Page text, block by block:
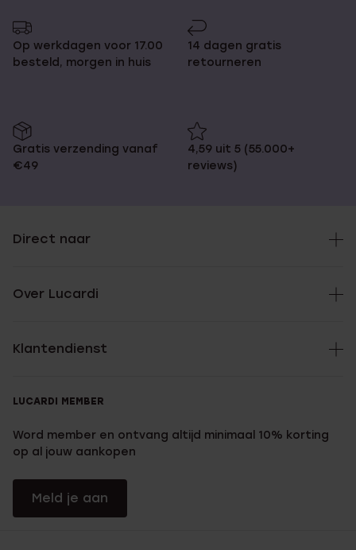
Op werkdagen voor 17.00
besteld, morgen in huis
14 dagen gratis
retourneren
Gratis verzending vanaf
€49
4,59 uit 5 (55.000+
reviews)
Direct naar
Over Lucardi
Klantendienst
LUCARDI MEMBER
Word member en ontvang altijd minimaal 10% korting
op al jouw aankopen
Meld je aan